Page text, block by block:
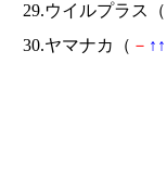
29.ウイルプラス（
30.ヤマナカ（ － ↑ ↑